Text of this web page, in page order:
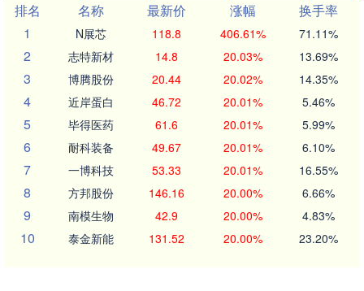
排名
名称 最新价 涨幅
换手率
1
N展芯 118.8 406.61% 71.11%
2 志特新材 14.8 20.03% 13.69%
3 博腾股份 20.44 20.02% 14.35%
4 近岸蛋白 46.72 20.01% 5.46%
5 毕得医药 61.6 20.01% 5.99%
6 耐科装备 49.67 20.01% 6.10%
7 一博科技 53.33 20.01% 16.55%
8 方邦股份 146.16 20.00% 6.66%
9 南模生物 42.9 20.00% 4.83%
10 泰金新能 131.52 20.00% 23.20%